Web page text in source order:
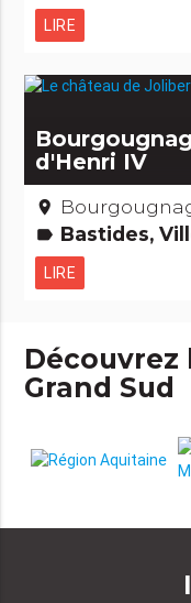
LIRE
d'Henri IV
place
label Bastides, Villes &
LIRE
Découvrez
Grand Sud